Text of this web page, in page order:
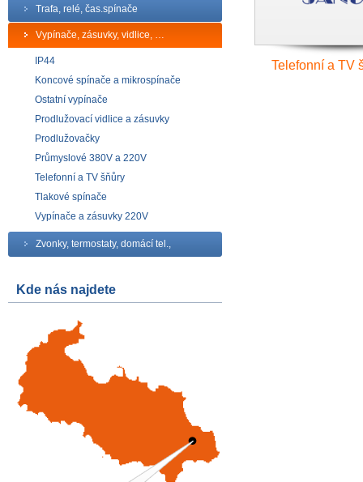
Trafa, relé, čas.spínače
Vypínače, zásuvky, vidlice, …
IP44
Koncové spínače a mikrospínače
Ostatní vypínače
Prodlužovací vidlice a zásuvky
Prodlužovačky
Průmyslové 380V a 220V
Telefonní a TV šňůry
Tlakové spínače
Vypínače a zásuvky 220V
Zvonky, termostaty, domácí tel.,
Kde nás najdete
Telefonní a TV